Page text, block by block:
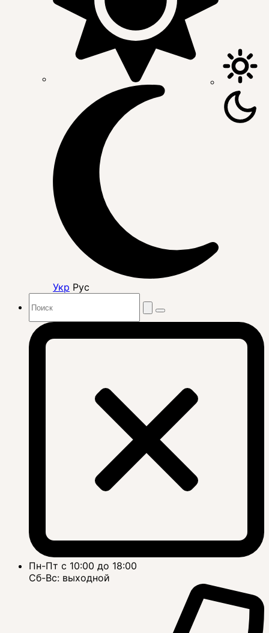
Укр Рус
Пн-Пт с 10:00 до 18:00
Сб-Вс: выходной